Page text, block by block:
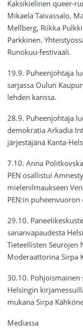
Kaksikielinen queer-
Mikaela Taivassalo,
Mellberg, Riikka
Parkkinen.
Runokuu-festivaali.
19.9. Puheenjohtaja
sarjassa Oulun
lehden kanssa.
28.9. Puheenjohtaja
demokratia Arkadia
järjestäjänä Kanta-
7.10. Anna
PEN osallistui
mielenilmaukseen
PEN:in
29.10.
sananvapaudesta
Tieteellisten Seurojen
Moderaattorina Sirpa
30.10. Pohjoismainen
Helsingin
mukana Sirpa
Mediassa